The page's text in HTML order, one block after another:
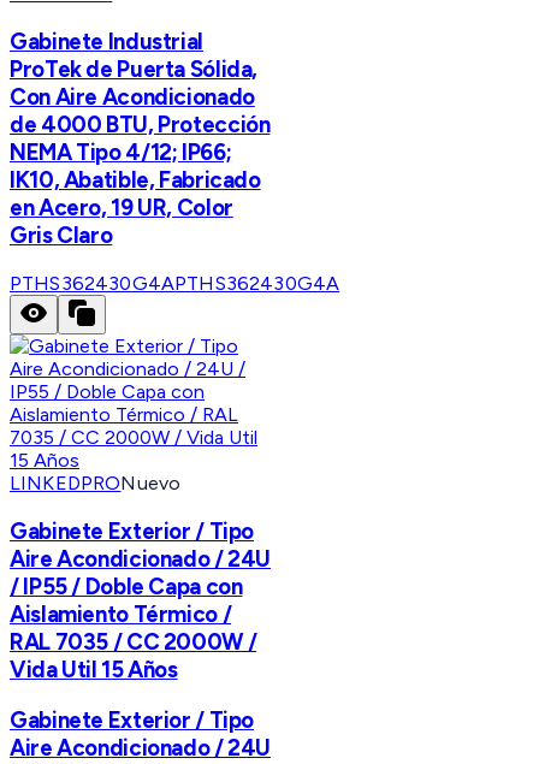
Gabinete Industrial
ProTek de Puerta Sólida,
Con Aire Acondicionado
de 4000 BTU, Protección
NEMA Tipo 4/12; IP66;
IK10, Abatible, Fabricado
en Acero, 19 UR, Color
Gris Claro
PTHS362430G4APTHS362430G4A
LINKEDPRONuevo
Gabinete Exterior / Tipo
Aire Acondicionado / 24U
/ IP55 / Doble Capa con
Aislamiento Térmico /
RAL 7035 / CC 2000W /
Vida Util 15 Años
Gabinete Exterior / Tipo
Aire Acondicionado / 24U